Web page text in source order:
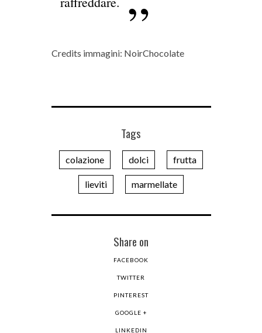
Credits immagini: NoirChocolate
Tags
colazione dolci frutta
lieviti marmellate
Share on
FACEBOOK
TWITTER
PINTEREST
GOOGLE +
LINKEDIN